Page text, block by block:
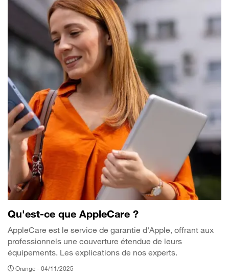
Qu'est-ce que AppleCare ?
AppleCare est le service de garantie d'Apple, offrant aux
professionnels une couverture étendue de leurs
équipements. Les explications de nos experts.
Orange - 04/11/2025